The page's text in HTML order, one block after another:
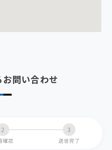
問い合わせ
確認 送信完了